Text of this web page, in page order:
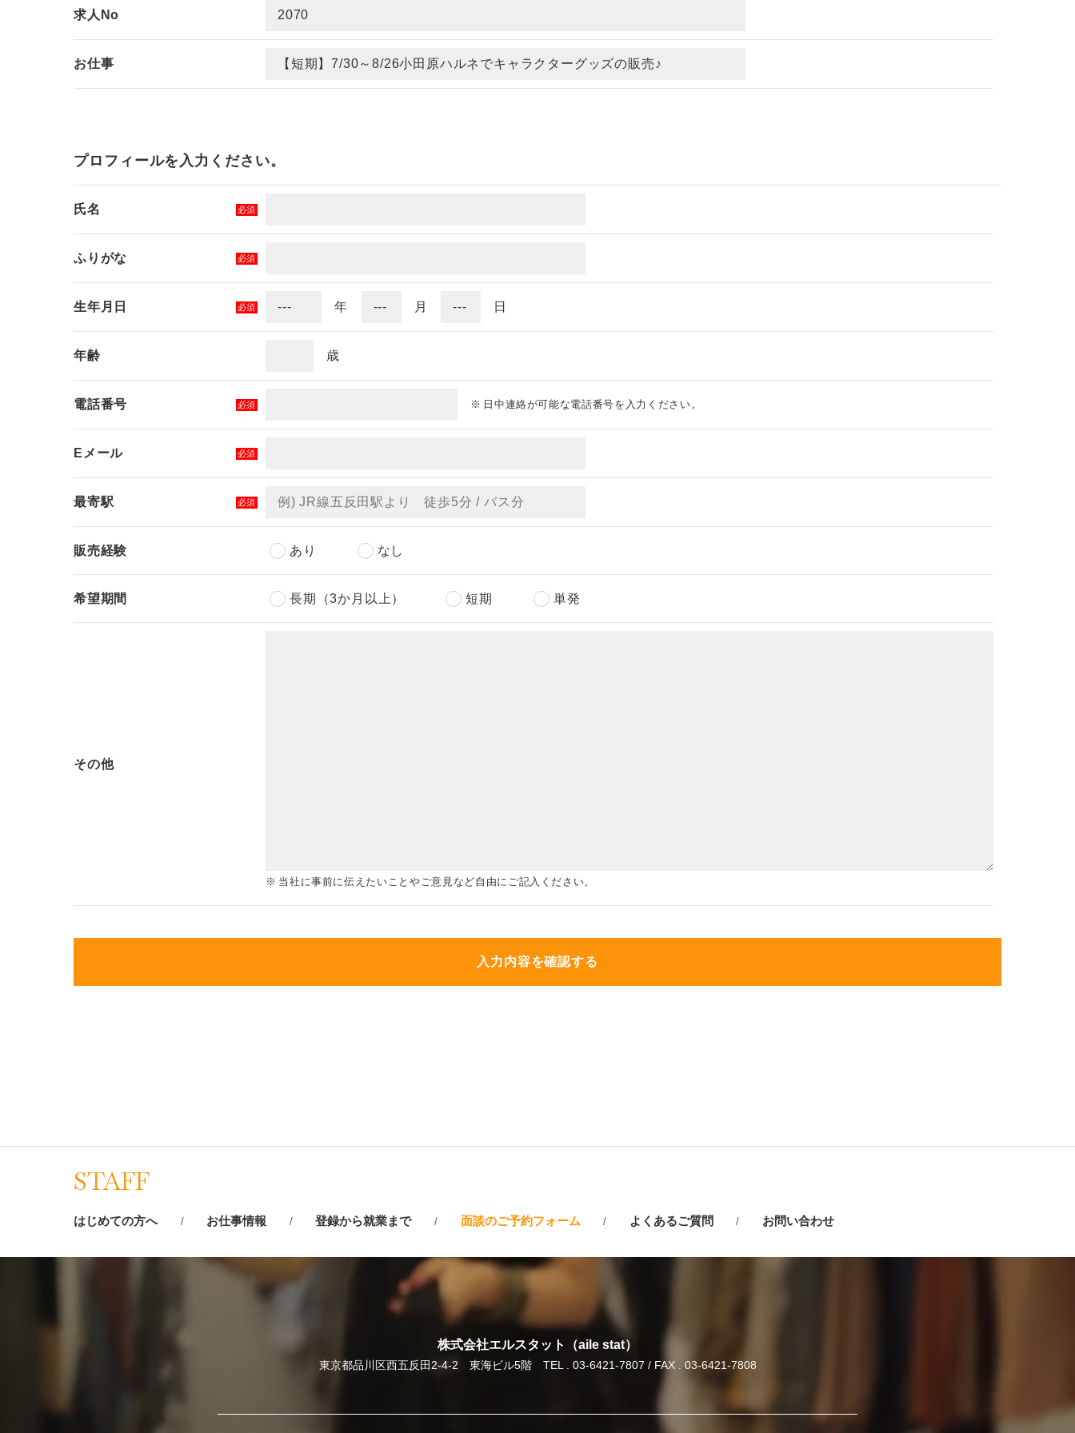
求人No
お仕事
プロフィールを入力ください。
氏名 必須
ふりがな 必須
生年月日 必須 年 月 日
年齢 歳
電話番号 必須 日中連絡が可能な電話番号を入力ください。
Eメール 必須
最寄駅 必須
販売経験 あり なし
希望期間 長期（3か月以上） 短期 単発
その他
当社に事前に伝えたいことやご意見など自由にご記入ください。
STAFF
はじめての方へ お仕事情報 登録から就業まで 面談のご予約フォーム よくあるご質問 お問い合わせ
株式会社エルスタット（aile stat）
東京都品川区西五反田2-4-2 東海ビル5階 TEL . 03-6421-7807 / FAX . 03-6421-7808